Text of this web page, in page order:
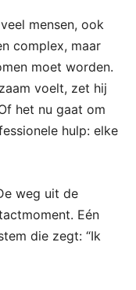
mensen, ook
complex, maar
moet worden.
voelt, zet hij
het nu gaat om
hulp: elke
weg uit de
Eén
die zegt: “Ik